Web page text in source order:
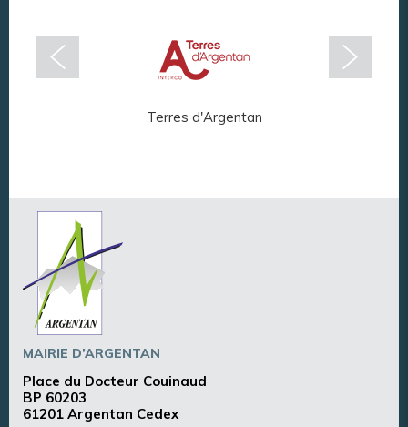
Terres d'Argentan
MAIRIE D’ARGENTAN
Place du Docteur Couinaud
BP 60203
61201 Argentan Cedex